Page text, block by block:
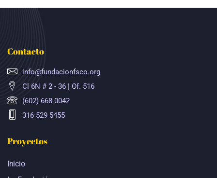
Contacto
info@fundacionfsco.org
Cl 6N # 2 - 36 | Of. 516
(602) 668 0042
316·529 5455
Proyectos
Inicio